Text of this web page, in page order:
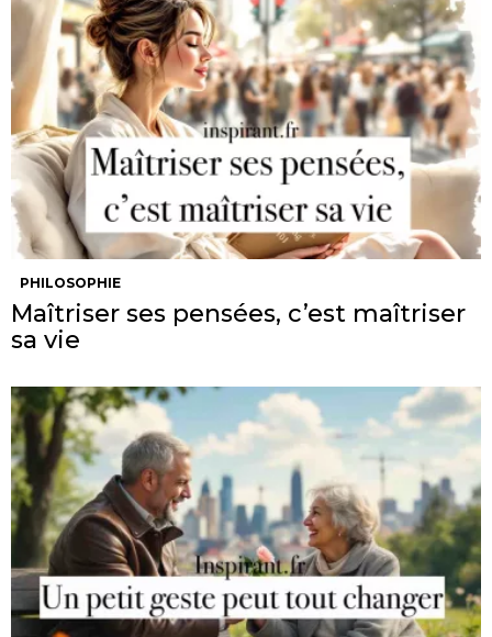
PHILOSOPHIE
Maîtriser ses pensées, c’est maîtriser
sa vie